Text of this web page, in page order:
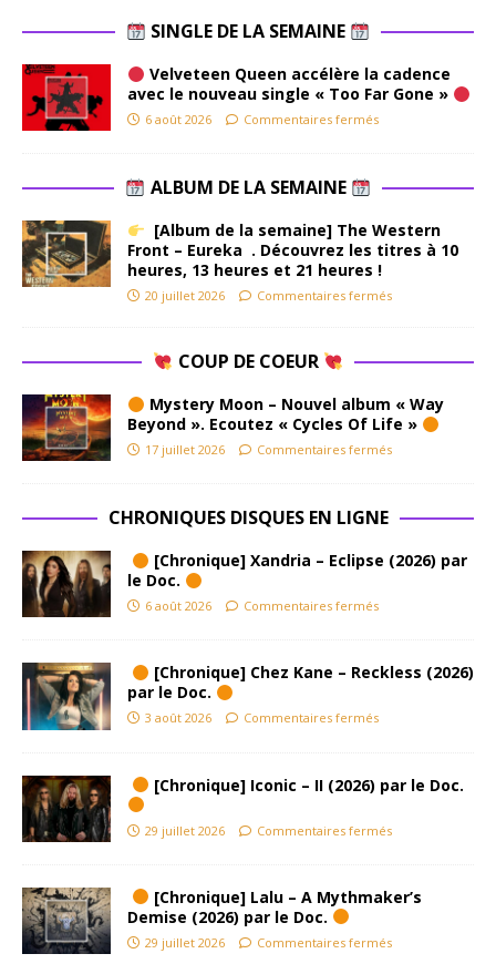
SINGLE DE LA SEMAINE
Velveteen Queen accélère la cadence
avec le nouveau single « Too Far Gone »
6 août 2026 Commentaires fermés
ALBUM DE LA SEMAINE
[Album de la semaine] The Western
Front – Eureka . Découvrez les titres à 10
heures, 13 heures et 21 heures !
20 juillet 2026 Commentaires fermés
COUP DE COEUR
Mystery Moon – Nouvel album « Way
Beyond ». Ecoutez « Cycles Of Life »
17 juillet 2026 Commentaires fermés
CHRONIQUES DISQUES EN LIGNE
[Chronique] Xandria – Eclipse (2026) par
le Doc.
6 août 2026 Commentaires fermés
[Chronique] Chez Kane – Reckless (2026)
par le Doc.
3 août 2026 Commentaires fermés
[Chronique] Iconic – II (2026) par le Doc.
29 juillet 2026 Commentaires fermés
[Chronique] Lalu – A Mythmaker’s
Demise (2026) par le Doc.
29 juillet 2026 Commentaires fermés